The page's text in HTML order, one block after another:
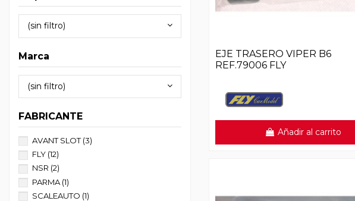
EJE TRASERO VIPER B6
REF.79006 FLY
Añadir al carrito
(sin filtro)
Marca
(sin filtro)
FABRICANTE
AVANT SLOT(3)
FLY (12)
NSR (2)
PARMA (1)
SCALEAUTO (1)